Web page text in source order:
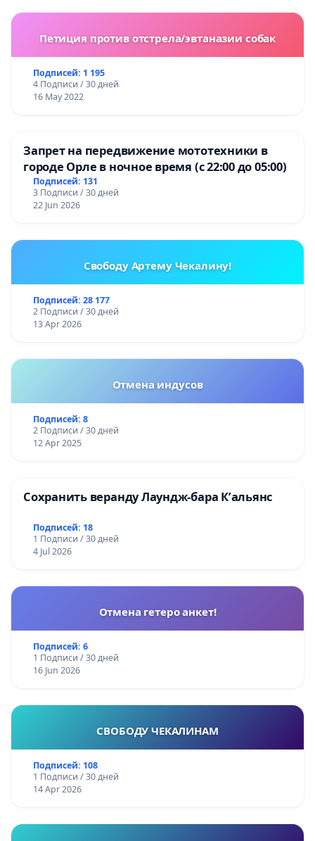
Петиция против отстрела/эвтаназии собак
Подписей: 1 195
4 Подписи / 30 дней
16 May 2022
Запрет на передвижение мототехники в
городе Орле в ночное время (с 22:00 до 05:00)
Подписей: 131
3 Подписи / 30 дней
22 Jun 2026
Свободу Артему Чекалину!
Подписей: 28 177
2 Подписи / 30 дней
13 Apr 2026
Отмена индусов
Подписей: 8
2 Подписи / 30 дней
12 Apr 2025
Сохранить веранду Лаундж-бара К’альянс
Подписей: 18
1 Подписи / 30 дней
4 Jul 2026
Отмена гетеро анкет!
Подписей: 6
1 Подписи / 30 дней
16 Jun 2026
СВОБОДУ ЧЕКАЛИНАМ
Подписей: 108
1 Подписи / 30 дней
14 Apr 2026